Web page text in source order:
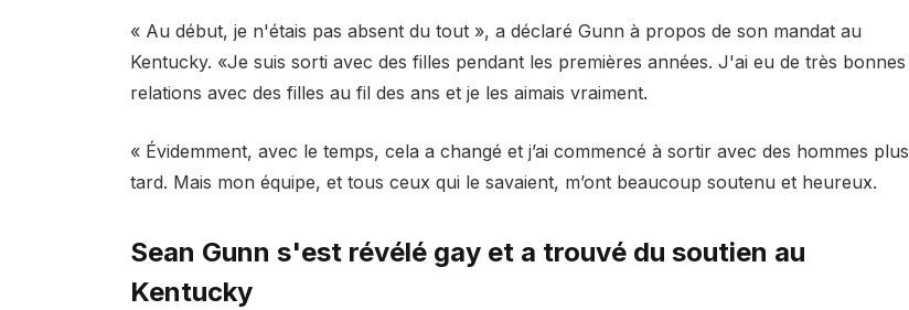
« Au début, je n'étais pas absent du tout », a déclaré Gunn à propos de son mandat au
Kentucky. «Je suis sorti avec des filles pendant les premières années. J'ai eu de très bonnes
relations avec des filles au fil des ans et je les aimais vraiment.
« Évidemment, avec le temps, cela a changé et j’ai commencé à sortir avec des hommes plus
tard. Mais mon équipe, et tous ceux qui le savaient, m’ont beaucoup soutenu et heureux.
Sean Gunn s'est révélé gay et a trouvé du soutien au
Kentucky